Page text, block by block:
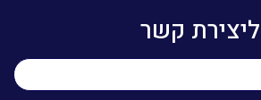
ליצירת קשר